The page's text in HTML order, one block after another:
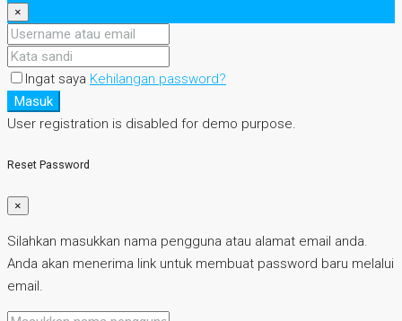
×
Ingat saya Kehilangan password?
Masuk
User registration is disabled for demo purpose.
Reset Password
×
Silahkan masukkan nama pengguna atau alamat email anda.
Anda akan menerima link untuk membuat password baru melalui
email.